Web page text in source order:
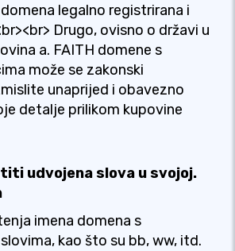
legalno registrirana i
Drugo, ovisno o državi u
a. FAITH domene s
može se zakonski
unaprijed i obavezno
detalje prilikom kupovine
udvojena slova u svojoj.
imena domena s
kao što su bb, ww, itd.